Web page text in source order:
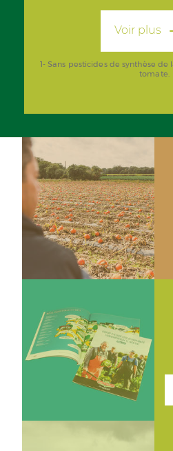
Voir plus
1- Sans pesticides de synthèse
tomate.